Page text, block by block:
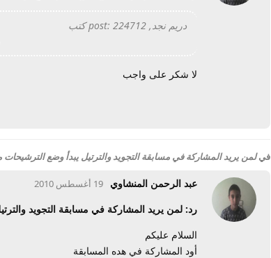
دريم نجد, post: 224712 كتب
لا شكر على واجب
فيلمن يريد المشاركة في مسابقة التجويد والترتيل يبدأ وضع الترشيحات
عبد الرحمن المنشاوي 19 أغسطس 2010
رد: لمن يريد المشاركة في مسابقة التجويد
السلام عليكم
أود المشاركة في هده المسابقة